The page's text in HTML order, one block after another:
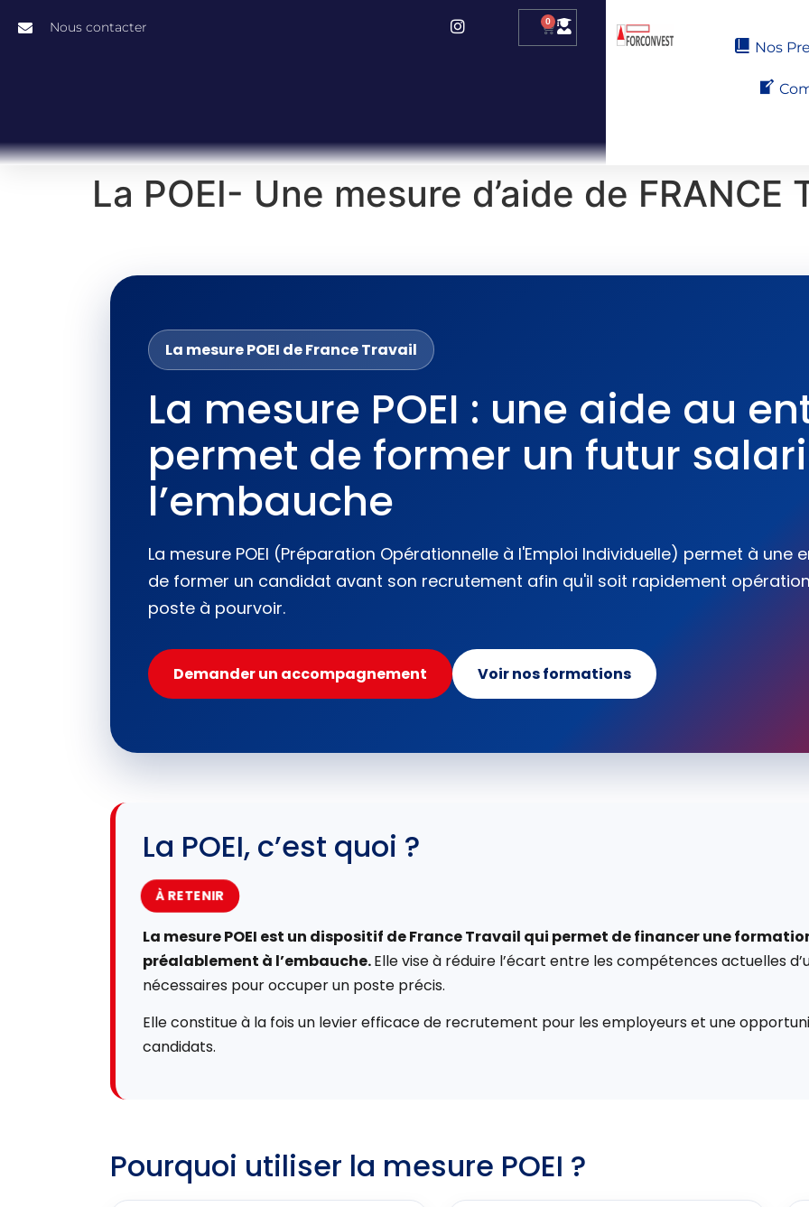
Nous contacter 0
Nos
La POEI- Une mesure d’aide de FRANCE
La mesure POEI de France Travail
La mesure POEI : une aide au
permet de former un futur
l’embauche
La mesure POEI (Préparation Opérationnelle à l'Emploi Individuelle) permet à une
de former un candidat avant son recrutement afin qu'il soit rapidement
poste à pourvoir.
Demander un accompagnement Voir nos formations
La POEI, c’est quoi ?
À RETENIR
La mesure POEI est un dispositif de France Travail qui permet de financer une
préalablement à l’embauche.Elle vise à réduire l’écart entre les compétences actuelles
nécessaires pour occuper un poste précis.
Elle constitue à la fois un levier efficace de recrutement pour les employeurs et une
candidats.
Pourquoi utiliser la mesure POEI ?